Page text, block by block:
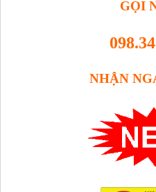
GỌI
NHẬN